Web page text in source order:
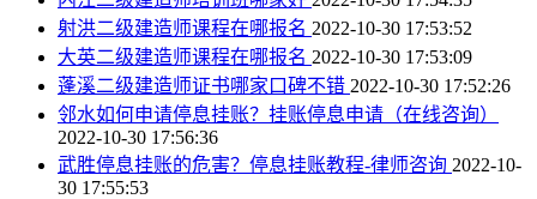
射洪二级建造师课程在哪报名 2022-10-30 17:53:52
大英二级建造师课程在哪报名 2022-10-30 17:53:09
蓬溪二级建造师证书哪家口碑不错 2022-10-30 17:52:26
邻水如何申请停息挂账？挂账停息申请（在线咨询）
2022-10-30 17:56:36
武胜停息挂账的危害？停息挂账教程-律师咨询 2022-10-
30 17:55:53